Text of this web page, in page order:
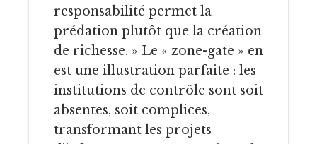
responsabilité permet la
prédation plutôt que la création
de richesse. » Le « zone-gate » en
est une illustration parfaite : les
institutions de contrôle sont soit
absentes, soit complices,
transformant les projets